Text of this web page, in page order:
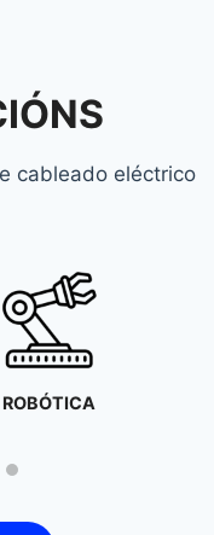
cableado eléctrico